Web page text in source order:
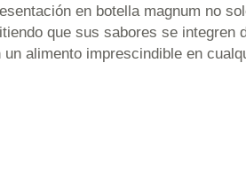
en botella magnum no
que sus sabores se integren
alimento imprescindible en